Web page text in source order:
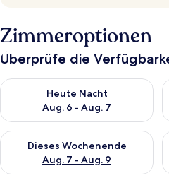
Zimmeroptionen
Überprüfe die
Heute Nacht
Aug. 6 - Aug. 7
Überprüfe die Verfügbarkeit für
Dieses Wochenende
Aug. 7 - Aug. 9
Überprüfe die Verfügbarkeit für